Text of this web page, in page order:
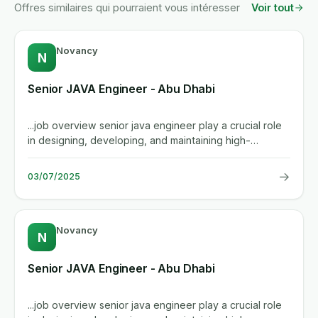
Offres similaires qui pourraient vous intéresser Voir tout
N Novancy
Senior JAVA Engineer - Abu Dhabi
...job overview senior java engineer play a crucial role
in designing, developing, and maintaining high-
performance...
03/07/2025 →
N Novancy
Senior JAVA Engineer - Abu Dhabi
...job overview senior java engineer play a crucial role